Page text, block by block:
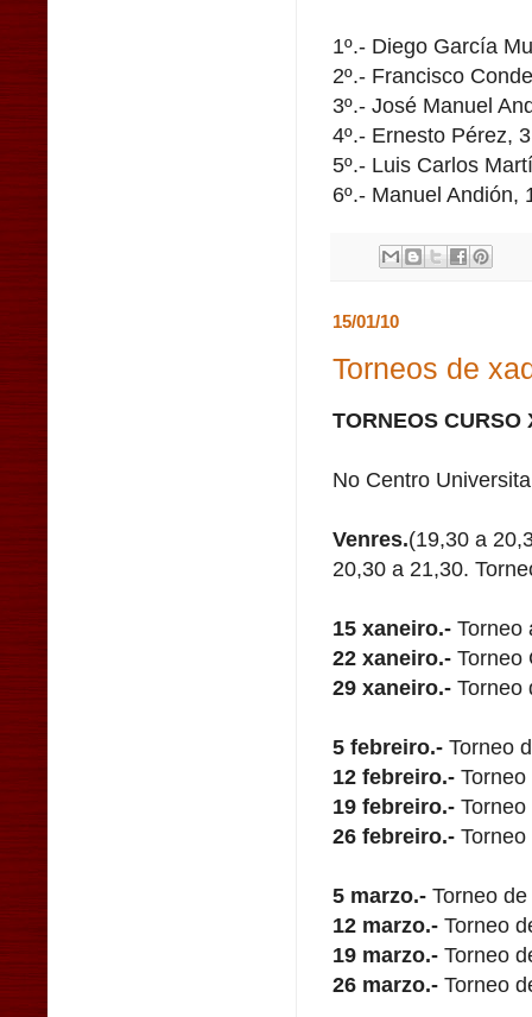
1º.- Diego García
2º.- Francisco
3º.- José Manuel
4º.- Ernesto Pérez,
5º.- Luis Carlos
6º.- Manuel Andión,
15/01/10
Torneos de
TORNEOS CURSO
No Centro
Venres.(19,30 a
20,30 a 21,30.
15 xaneiro.- Torneo
22 xaneiro.- Torneo
29 xaneiro.- Torneo
5 febreiro.- Torneo
12 febreiro.-
19 febreiro.-
26 febreiro.-
5 marzo.- Torneo
12 marzo.- Torneo
19 marzo.- Torneo
26 marzo.- Torneo